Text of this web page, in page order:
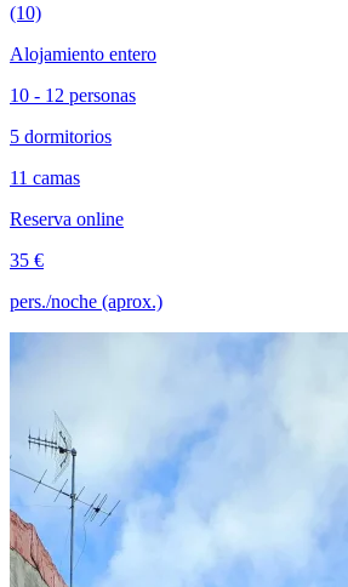
(10)
Alojamiento entero
10 - 12 personas
5 dormitorios
11 camas
Reserva online
35 €
pers./noche (aprox.)